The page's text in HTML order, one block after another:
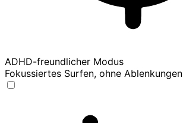
ADHD-freundlicher Modus
Fokussiertes Surfen, ohne Ablenkungen